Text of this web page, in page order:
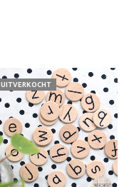
UITVERKOCHT